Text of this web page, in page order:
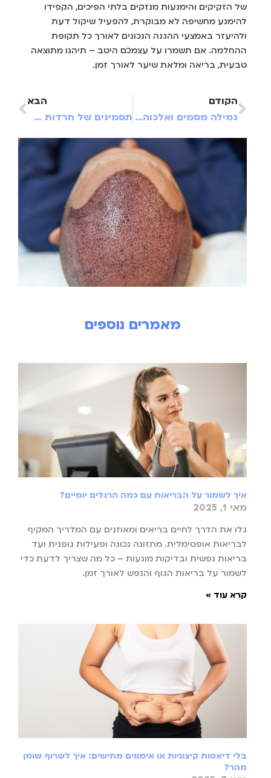
של הזקיקים והימנעות מנזקים בלתי הפיכים, הקפידו
להימנע מחשיפה לא מבוקרת, להפעיל שיקול דעת
ולהיעזר באמצעי ההגנה הנכונים לאורך כל תקופת
ההחלמה. אם תשמרו על עצמכם היטב – תיהנו מתוצאה
טבעית, בריאה ומלאת שיער לאורך זמן.
הקודם
גמילה מסמים ואלכוהול: כך יוצאים לדרך חדשה
הבא
תסמינים של חרדות קשות: מה באמת קורה לגוף ולנפש?
מאמרים נוספים
איך לשמור על הבריאות עם כמה הרגלים יומיים?
מאי 1, 2025
גלו את הדרך לחיים בריאים ומאוזנים עם המדריך המקיף
לבריאות אופטימלית. מתזונה נכונה ופעילות גופנית ועד
בריאות נפשית ובדיקות מונעות – כל מה שצריך לדעת כדי
לשמור על בריאות הגוף והנפש לאורך זמן.
קרא עוד »
בלי דיאטות קיצוניות או אימונים מתישים: איך לשרוף שומן
מהר?